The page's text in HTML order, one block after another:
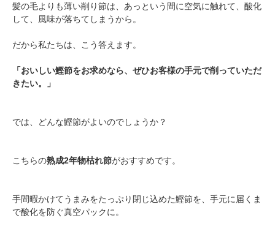
髪の毛よりも薄い削り節は、あっという間に空気に触れて、酸化
して、風味が落ちてしまうから。
だから私たちは、こう答えます。
「おいしい鰹節をお求めなら、ぜひお客様の手元で削っていただ
きたい。」
では、どんな鰹節がよいのでしょうか？
こちらの熟成2年物枯れ節がおすすめです。
手間暇かけてうまみをたっぷり閉じ込めた鰹節を、手元に届くま
で酸化を防ぐ真空パックに。